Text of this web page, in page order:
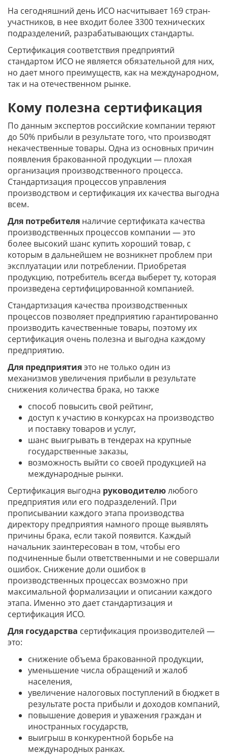
На сегодняшний день ИСО насчитывает 169 стран-
участников, в нее входит более 3300 технических
подразделений, разрабатывающих стандарты.
Сертификация соответствия предприятий
стандартом ИСО не является обязательной для них,
но дает много преимуществ, как на международном,
так и на отечественном рынке.
Кому полезна сертификация
По данным экспертов российские компании теряют
до 50% прибыли в результате того, что производят
некачественные товары. Одна из основных причин
появления бракованной продукции — плохая
организация производственного процесса.
Стандартизация процессов управления
производством и сертификация их качества выгодна
всем.
Для потребителя наличие сертификата качества
производственных процессов компании — это
более высокий шанс купить хороший товар, с
которым в дальнейшем не возникнет проблем при
эксплуатации или потреблении. Приобретая
продукцию, потребитель всегда выберет ту, которая
произведена сертифицированной компанией.
Стандартизация качества производственных
процессов позволяет предприятию гарантированно
производить качественные товары, поэтому их
сертификация очень полезна и выгодна каждому
предприятию.
Для предприятияэто не только один из
механизмов увеличения прибыли в результате
снижения количества брака, но также
способ повысить свой рейтинг,
доступ к участию в конкурсах на производство
и поставку товаров и услуг,
шанс выигрывать в тендерах на крупные
государственные заказы,
возможность выйти со своей продукцией на
международные рынки.
Сертификация выгодна руководителюлюбого
предприятия или его подразделений. При
прописывании каждого этапа производства
директору предприятия намного проще выявлять
причины брака, если такой появится. Каждый
начальник заинтересован в том, чтобы его
подчиненные были ответственными и не совершали
ошибок. Снижение доли ошибок в
производственных процессах возможно при
максимальной формализации и описании каждого
этапа. Именно это дает стандартизация и
сертификация ИСО.
Для государства сертификация производителей —
это:
снижение объема бракованной продукции,
уменьшение числа обращений и жалоб
населения,
увеличение налоговых поступлений в бюджет в
результате роста прибыли и доходов компаний,
повышение доверия и уважения граждан и
иностранных государств,
выигрыш в конкурентной борьбе на
международных ранках.